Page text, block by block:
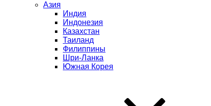
Азия
Индия
Индонезия
Казахстан
Таиланд
Филиппины
Шри-Ланка
Южная Корея